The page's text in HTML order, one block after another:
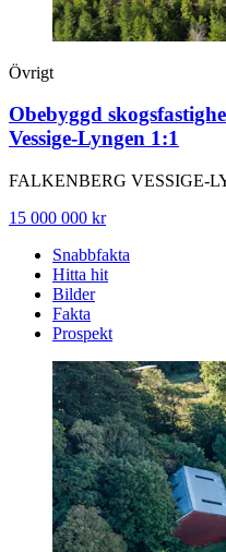
Övrigt
Obebyggd
Vessige‑Lyngen 1:1
FALKENBERG VESSIGE-
15 000 000 kr
Snabbfakta
Hitta hit
Bilder
Fakta
Prospekt